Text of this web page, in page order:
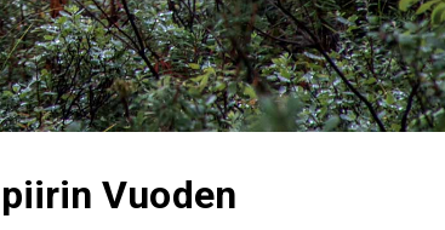
Vuoden